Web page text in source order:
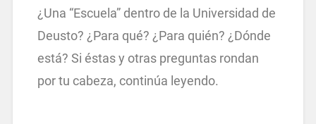
¿Una “Escuela” dentro de la Universidad de
Deusto? ¿Para qué? ¿Para quién? ¿Dónde
está? Si éstas y otras preguntas rondan
por tu cabeza, continúa leyendo.